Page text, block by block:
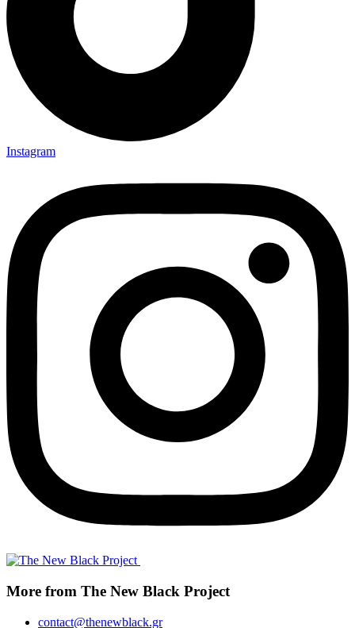
Instagram
More from The New Black Project
contact@thenewblack.gr